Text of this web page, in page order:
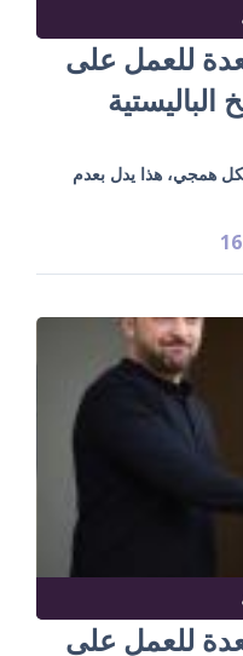
للعمل على
همجي، هذا يدل بعدم
للعمل على